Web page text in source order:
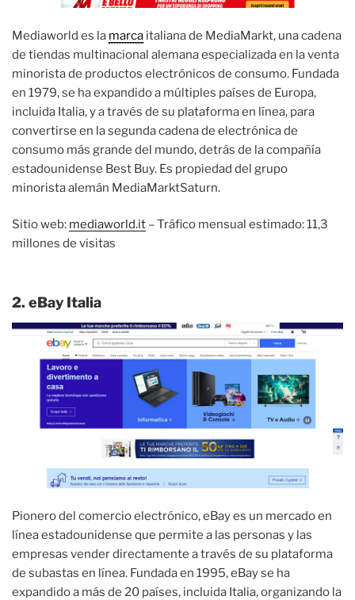
Mediaworld es la marca italiana de MediaMarkt, una cadena
de tiendas multinacional alemana especializada en la venta
minorista de productos electrónicos de consumo. Fundada
en 1979, se ha expandido a múltiples países de Europa,
incluida Italia, y a través de su plataforma en línea, para
convertirse en la segunda cadena de electrónica de
consumo más grande del mundo, detrás de la compañía
estadounidense Best Buy. Es propiedad del grupo
minorista alemán MediaMarktSaturn.
Sitio web: mediaworld.it – Tráfico mensual estimado: 11,3
millones de visitas
2. eBay Italia
Pionero del comercio electrónico, eBay es un mercado en
línea estadounidense que permite a las personas y las
empresas vender directamente a través de su plataforma
de subastas en línea. Fundada en 1995, eBay se ha
expandido a más de 20 países, incluida Italia, organizando la